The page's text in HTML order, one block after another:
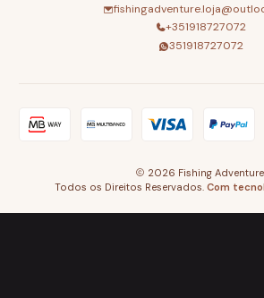
+351918727072
351918727072
2026 Fishing Adventure.
Todos os Direitos Reservados. Com